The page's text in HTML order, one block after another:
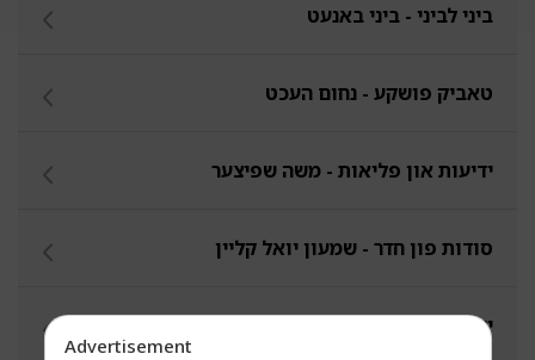
ביני לביני - ביני באנעט
טאביק פושקע - נחום העכט
ידיעות און פליאות - משה שפיצער
סודות פון חדר - שמעון יואל קליין
יעלה ויבוא - חיים הערש גלאנצער און יואל ברוין
Advertisement